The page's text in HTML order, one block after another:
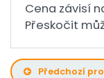
Cena závisí
Přeskočit
Předchozí